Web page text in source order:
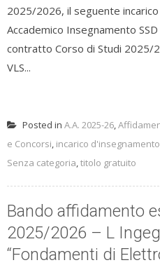
2025/2026, il seguente
Accademico Insegnamento
contratto Corso di Studi 2025/
VLS...
Posted in A.A. 2025-26,
e Concorsi, incarico d'insegnamento
Senza categoria,titolo gratuito
Bando affidamento
2025/2026 – L
“Fondamenti di